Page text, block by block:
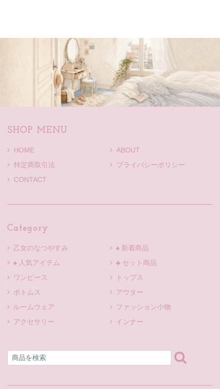
SHOP MENU
HOME
ABOUT
特定商取引法
プライバシーポリシー
CONTACT
Category
乙女のなつやすみ
♠ 新着商品
♠ 人気アイテム
♣ セット商品
ワンピース
トップス
ボトムス
アウター
ルームウェア
ファッション小物
アクセサリー
インナー